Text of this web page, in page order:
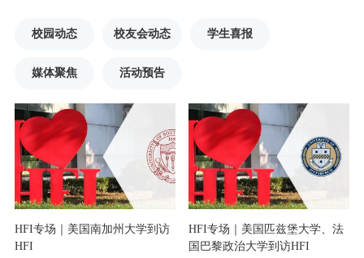
校园动态 校友会动态 学生喜报
媒体聚焦 活动预告
HFI专场｜美国南加州大学到访
HFI
HFI专场｜美国匹兹堡大学、法
国巴黎政治大学到访HFI